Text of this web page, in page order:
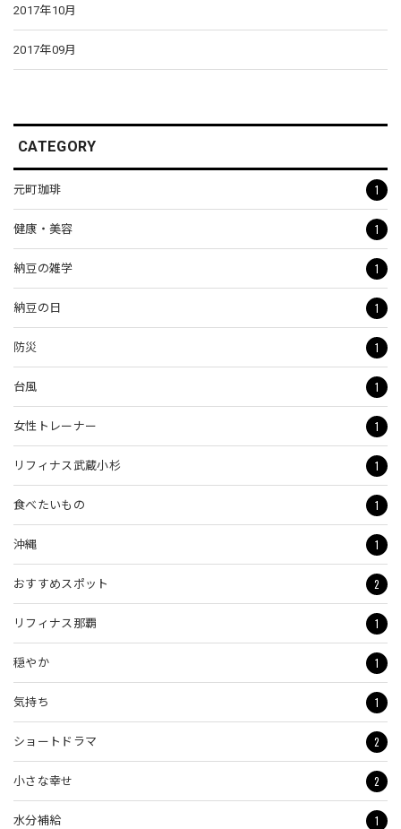
2017年10月
2017年09月
CATEGORY
元町珈琲 1
健康・美容 1
納豆の雑学 1
納豆の日 1
防災 1
台風 1
女性トレーナー 1
リフィナス武蔵小杉 1
食べたいもの 1
沖縄 1
おすすめスポット 2
リフィナス那覇 1
穏やか 1
気持ち 1
ショートドラマ 2
小さな幸せ 2
水分補給 1